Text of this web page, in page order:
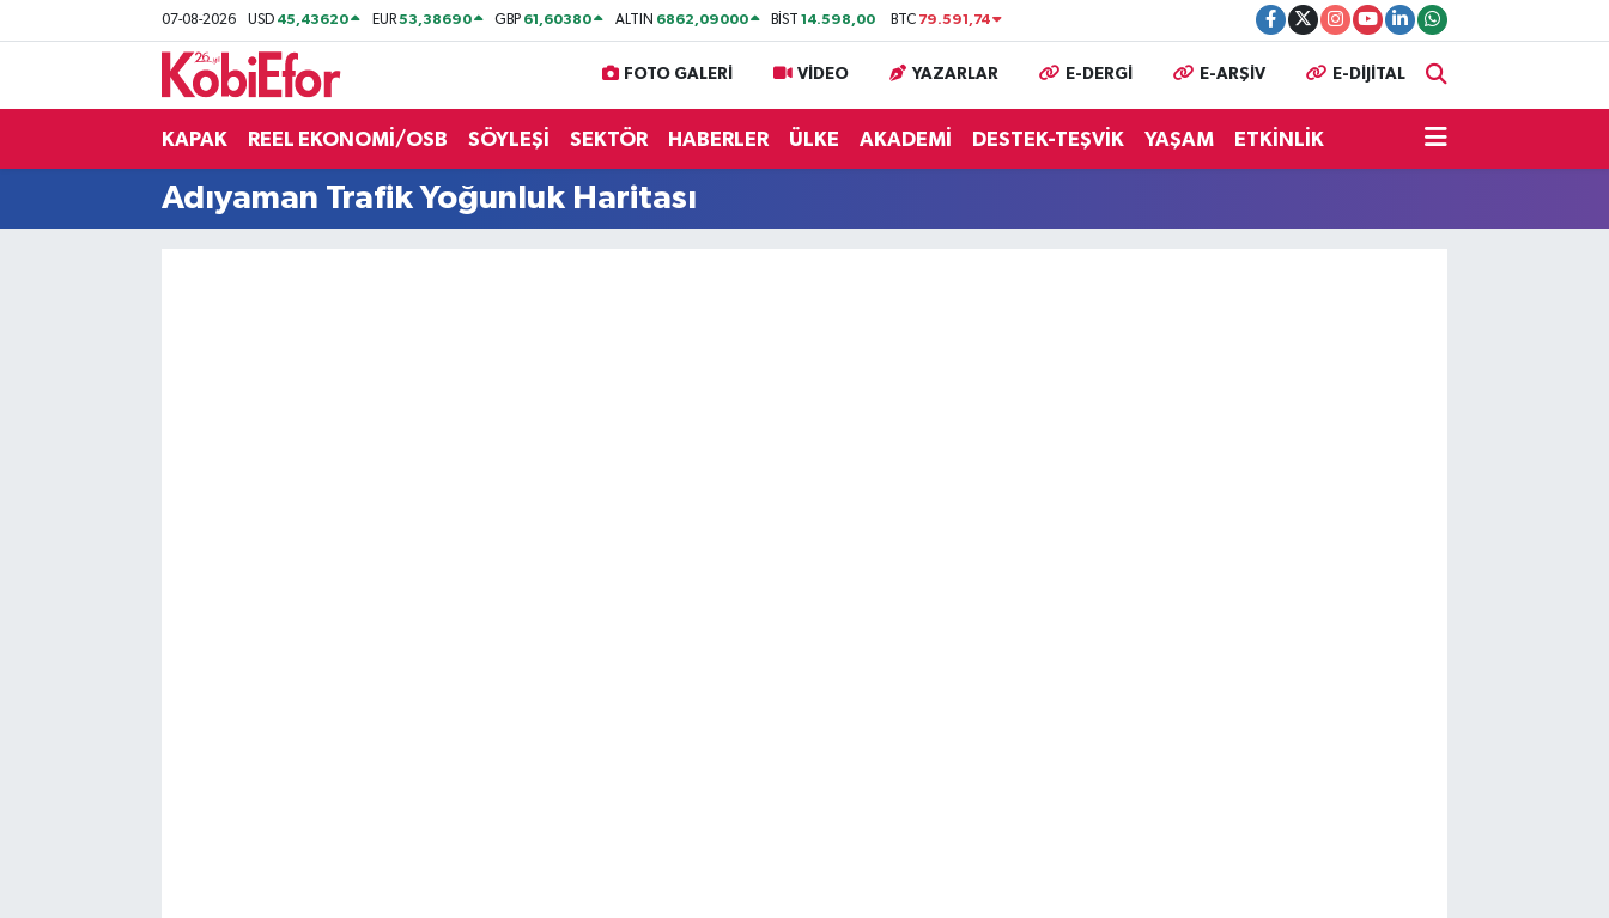
07-08-2026 USD 45,43620 EUR53,38690 GBP 61,60380 ALTIN 6862,09000 BİST14.598,00 BTC 79.591,74
FOTO GALERİ VİDEO YAZARLAR E-DERGİ E-ARŞİV E-DİJİTAL
KAPAK REEL EKONOMİ/OSB SÖYLEŞİ SEKTÖR HABERLER ÜLKE AKADEMİ DESTEK-TEŞVİK YAŞAM ETKİNLİK
Adıyaman Trafik Yoğunluk Haritası
BİLİŞİM PANO
DESTEK-TEŞVİK